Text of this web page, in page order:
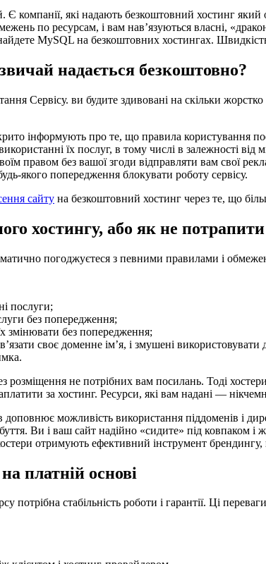
компанії, які надають безкоштовний хостинг
по ресурсам, і вам нав’язуються власні,
MySQL на безкоштовних хостингах.
надається безкоштовно?
Сервісу. ви будите здивовані на скільки
інформують про те, що правила користування
їх послуг, в тому числі в залежності від
правом без вашої згоди відправляти вам свої
якого попередження блокувати роботу сервісу.
сайту на безкоштовний хостинг через те, що
хостингу, або як не
погоджуєтеся з певними правилами і
послуги;
без попередження;
змінювати без попередження;
своє доменне ім’я, і змушені
не потрібних вам посилань. Тоді
за хостинг. Ресурси, які вам надані —
доповнює можливість використання піддоменів і
Ви і ваш сайт надійно «сидите» під ковпаком і
отримують ефективний інструмент
платній основі
потрібна стабільність роботи і гарантії. Ці